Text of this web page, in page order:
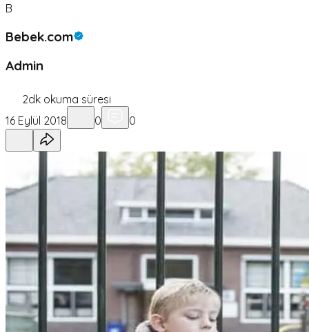
B
Bebek.com
Admin
2dk okuma süresi
16 Eylül 2018
0 0